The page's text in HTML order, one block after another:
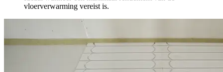
vloerverwarming vereist is.